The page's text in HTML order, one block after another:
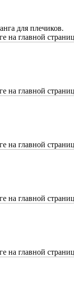
для плечиков.
на главной
на главной
на главной
на главной
на главной